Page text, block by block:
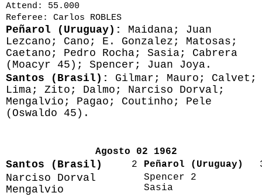
Attend: 55.000
Referee: Carlos ROBLES
Peñarol (Uruguay): Maidana; Juan
Lezcano; Cano; E. Gonzalez; Matosas;
Caetano; Pedro Rocha; Sasia; Cabrera
(Moacyr 45); Spencer; Juan Joya.
Santos (Brasil): Gilmar; Mauro; Calvet;
Lima; Zito; Dalmo; Narciso Dorval;
Mengalvio; Pagao; Coutinho; Pele
(Oswaldo 45).
Agosto 02 1962
Santos (Brasil) 2 Peñarol (Uruguay)
Narciso Dorval
Mengalvio
Spencer 2
Sasia